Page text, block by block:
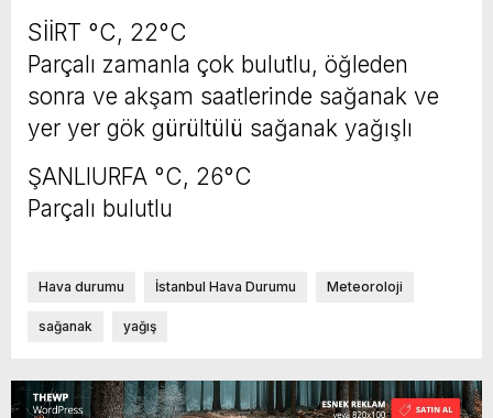
SİİRT °C, 22°C
Parçalı zamanla çok bulutlu, öğleden
sonra ve akşam saatlerinde sağanak ve
yer yer gök gürültülü sağanak yağışlı
ŞANLIURFA °C, 26°C
Parçalı bulutlu
Hava durumu İstanbul Hava Durumu Meteoroloji
sağanak yağış